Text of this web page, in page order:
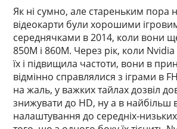
Як ні сумно, але стареньким пора
відеокарти були хорошими
середнячками в 2014, коли вони
850M і 860M. Через рік, коли
їх і підвищила частоти, вони в
відмінно справлялися з іграми в
на жаль, у важких тайлах дозвіл
знижувати до HD, ну а в найбільш
налаштування до середніх-